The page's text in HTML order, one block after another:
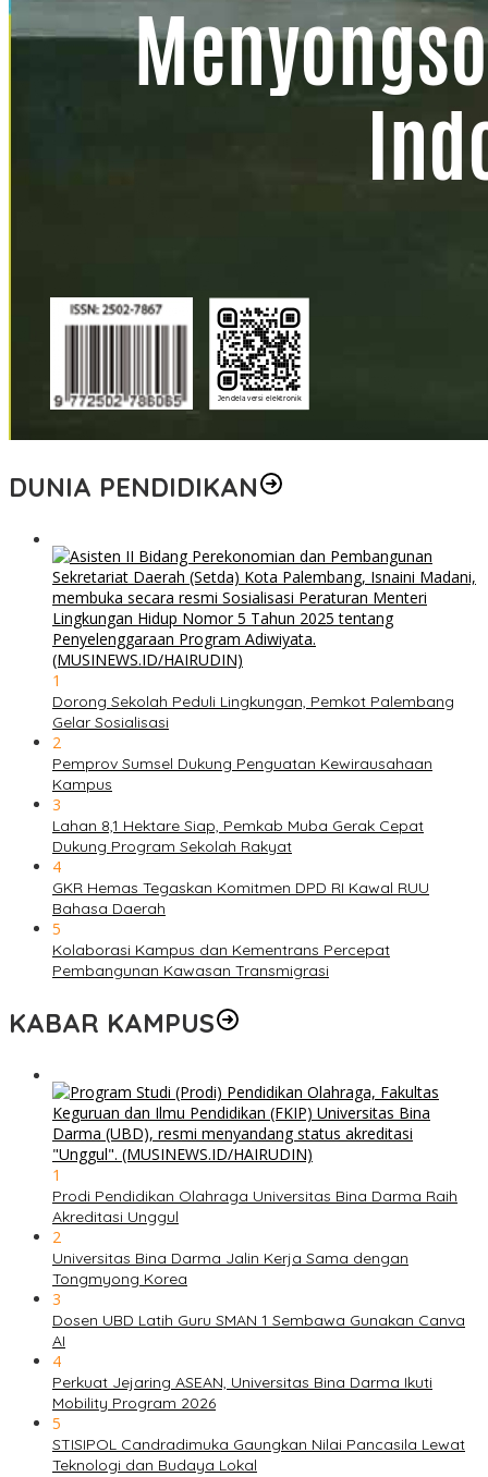
DUNIA PENDIDIKAN
1
Dorong Sekolah Peduli Lingkungan, Pemkot Palembang
Gelar Sosialisasi
2
Pemprov Sumsel Dukung Penguatan Kewirausahaan
Kampus
3
Lahan 8,1 Hektare Siap, Pemkab Muba Gerak Cepat
Dukung Program Sekolah Rakyat
4
GKR Hemas Tegaskan Komitmen DPD RI Kawal RUU
Bahasa Daerah
5
Kolaborasi Kampus dan Kementrans Percepat
Pembangunan Kawasan Transmigrasi
KABAR KAMPUS
1
Prodi Pendidikan Olahraga Universitas Bina Darma Raih
Akreditasi Unggul
2
Universitas Bina Darma Jalin Kerja Sama dengan
Tongmyong Korea
3
Dosen UBD Latih Guru SMAN 1 Sembawa Gunakan Canva
AI
4
Perkuat Jejaring ASEAN, Universitas Bina Darma Ikuti
Mobility Program 2026
5
STISIPOL Candradimuka Gaungkan Nilai Pancasila Lewat
Teknologi dan Budaya Lokal